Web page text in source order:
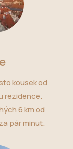
kousek od
rezidence.
6 km od
pár minut.